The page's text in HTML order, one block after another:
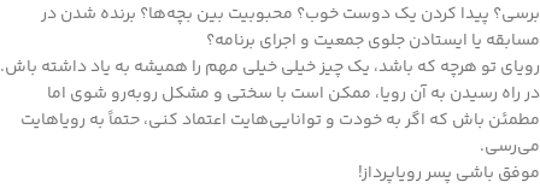
برسی؟ پیدا کردن یک دوست خوب؟ محبوبیت بین بچه‌ها؟ برنده شدن در
مسابقه یا ایستادن جلوی جمعیت و اجرای برنامه؟
رویای تو هرچه که باشد، یک چیز خیلی خیلی مهم را همیشه به یاد داشته باش.
در راه رسیدن به آن‌ رویا، ممکن است با سختی و مشکل روبه‌رو شوی اما
مطمئن باش که اگر به خودت و توانایی‌هایت اعتماد کنی، حتماً به رویاهایت
می‌رسی.
موفق باشی پسر رویاپرداز!